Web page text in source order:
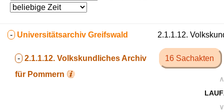
- Universitätsarchiv Greifswald
- 2.1.1.12. Volkskundliches Archiv
für Pommern
2.1.1.12.
16 Sachakten
∧
∨